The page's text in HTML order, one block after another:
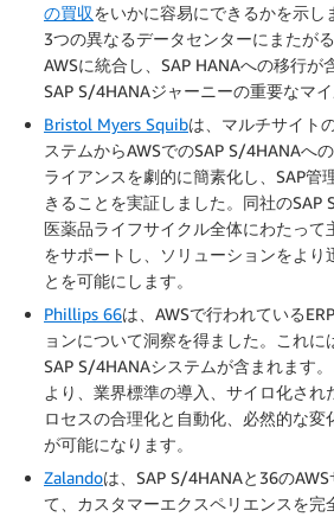
の買収をいかに容易にできるかを示し
3つの異なるデータセンターにまたが
AWSに統合し、SAP HANAへの移行が
SAP S/4HANAジャーニーの重要なマイ
Bristol Myers Squibは、マルチサイト
ステムからAWSでのSAP S/4HANAへ
ライアンスを劇的に簡素化し、SAP管
きることを実証しました。同社のSAP
医薬品ライフサイクル全体にわたって
をサポートし、ソリューションをより
とを可能にします。
Phillips 66は、AWSで行われている
ョンについて洞察を得ました。これ
SAP S/4HANAシステムが含まれます
より、業界標準の導入、サイロ化さ
ロセスの合理化と自動化、必然的な
が可能になります。
Zalandoは、SAP S/4HANAと36の
て、カスタマーエクスペリエンスを完